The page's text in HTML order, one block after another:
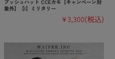
ブッシュハット CCEカモ【キャンペーン対
象外】【I】ミリタリー
¥3,300(税込)